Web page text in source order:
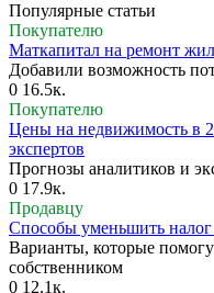
Популярные статьи
Покупателю
Маткапитал на ремонт
Добавили возможность
0 16.5к.
Покупателю
Цены на недвижимость в
экспертов
Прогнозы аналитиков и
0 17.9к.
Продавцу
Способы уменьшить
Варианты, которые
собственником
0 12.1к.